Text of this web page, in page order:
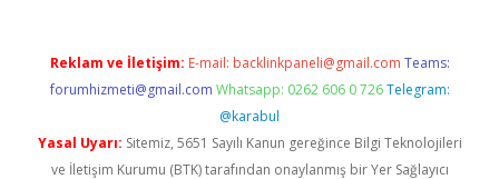
Reklam ve İletişim: E-mail: backlinkpaneli@gmail.com Teams:
forumhizmeti@gmail.com Whatsapp: 0262 606 0 726 Telegram:
@karabul
Yasal Uyarı: Sitemiz, 5651 Sayılı Kanun gereğince Bilgi Teknolojileri
ve İletişim Kurumu (BTK) tarafından onaylanmış bir Yer Sağlayıcı